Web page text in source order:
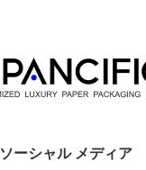
ソーシャル メディア